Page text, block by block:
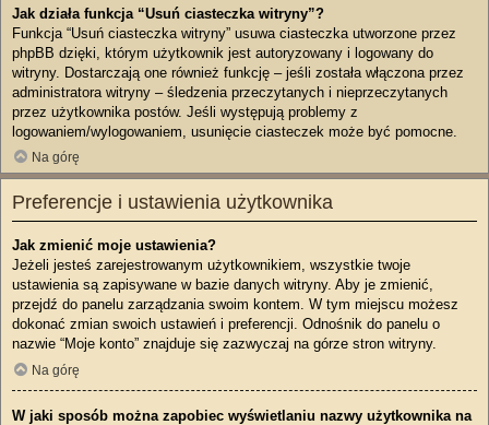
Jak działa funkcja “Usuń ciasteczka witryny”?
Funkcja “Usuń ciasteczka witryny” usuwa ciasteczka utworzone przez
phpBB dzięki, którym użytkownik jest autoryzowany i logowany do
witryny. Dostarczają one również funkcję – jeśli została włączona przez
administratora witryny – śledzenia przeczytanych i nieprzeczytanych
przez użytkownika postów. Jeśli występują problemy z
logowaniem/wylogowaniem, usunięcie ciasteczek może być pomocne.
Na górę
Preferencje i ustawienia użytkownika
Jak zmienić moje ustawienia?
Jeżeli jesteś zarejestrowanym użytkownikiem, wszystkie twoje
ustawienia są zapisywane w bazie danych witryny. Aby je zmienić,
przejdź do panelu zarządzania swoim kontem. W tym miejscu możesz
dokonać zmian swoich ustawień i preferencji. Odnośnik do panelu o
nazwie “Moje konto” znajduje się zazwyczaj na górze stron witryny.
Na górę
W jaki sposób można zapobiec wyświetlaniu nazwy użytkownika na